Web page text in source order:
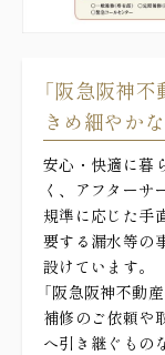
「阪急阪神
きめ細やか
安心・快適に暮
く、アフターサ
規準に応じた手
要する漏水等の
設けています。
「阪急阪神不動
補修のご依頼や
へ引き継ぐもの